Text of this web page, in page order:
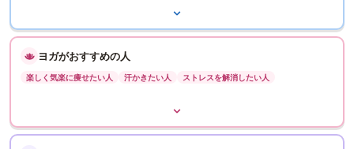
ヨガがおすすめの人
楽しく気楽に痩せたい人 汗かきたい人 ストレスを解消したい人